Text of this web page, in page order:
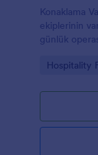
Konaklama
ekiplerinin
günlük
yönetmesine
Go to
Hospitality